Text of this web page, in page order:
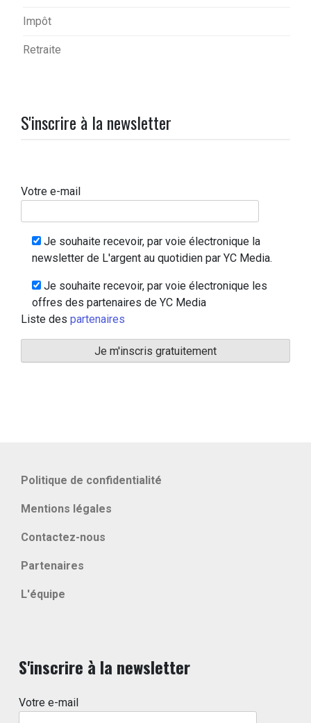
Impôt
Retraite
S'inscrire à la newsletter
Votre e-mail
Je souhaite recevoir, par voie électronique la
newsletter de L'argent au quotidien par YC Media.
Je souhaite recevoir, par voie électronique les
offres des partenaires de YC Media
Liste des partenaires
Politique de confidentialité
Mentions légales
Contactez-nous
Partenaires
L'équipe
S'inscrire à la newsletter
Votre e-mail